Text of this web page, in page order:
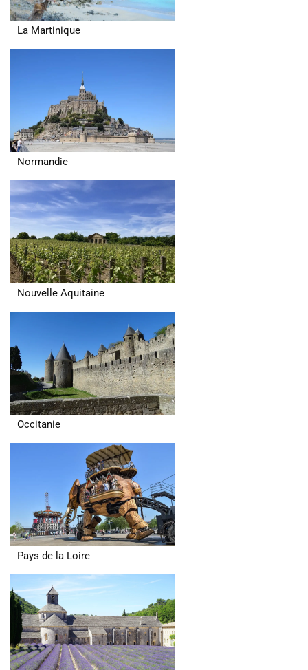
La Martinique
Normandie
Nouvelle Aquitaine
Occitanie
Pays de la Loire